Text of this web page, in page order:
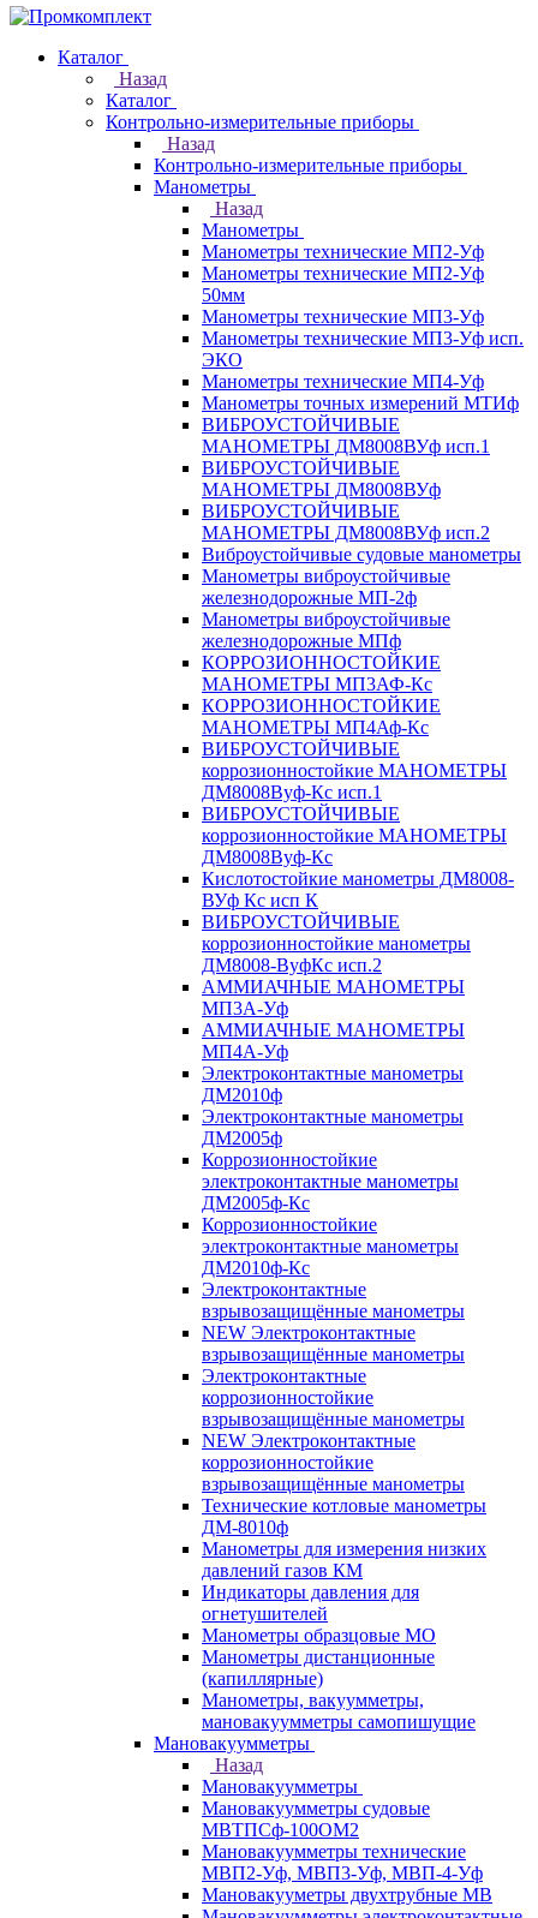
Каталог
Назад
Каталог
Контрольно-измерительные приборы
Назад
Контрольно-измерительные приборы
Манометры
Назад
Манометры
Манометры технические МП2-Уф
Манометры технические МП2-Уф
50мм
Манометры технические МП3-Уф
Манометры технические МП3-Уф исп.
ЭКО
Манометры технические МП4-Уф
Манометры точных измерений МТИф
ВИБРОУСТОЙЧИВЫЕ
МАНОМЕТРЫ ДМ8008ВУф исп.1
ВИБРОУСТОЙЧИВЫЕ
МАНОМЕТРЫ ДМ8008ВУф
ВИБРОУСТОЙЧИВЫЕ
МАНОМЕТРЫ ДМ8008ВУф исп.2
Виброустойчивые судовые манометры
Манометры виброустойчивые
железнодорожные МП-2ф
Манометры виброустойчивые
железнодорожные МПф
КОРРОЗИОННОСТОЙКИЕ
МАНОМЕТРЫ МП3АФ-Кс
КОРРОЗИОННОСТОЙКИЕ
МАНОМЕТРЫ МП4Аф-Кс
ВИБРОУСТОЙЧИВЫЕ
коррозионностойкие МАНОМЕТРЫ
ДМ8008Вуф-Кс исп.1
ВИБРОУСТОЙЧИВЫЕ
коррозионностойкие МАНОМЕТРЫ
ДМ8008Вуф-Кс
Кислотостойкие манометры ДМ8008-
ВУф Кс исп К
ВИБРОУСТОЙЧИВЫЕ
коррозионностойкие манометры
ДМ8008-ВуфКс исп.2
АММИАЧНЫЕ МАНОМЕТРЫ
МП3А-Уф
АММИАЧНЫЕ МАНОМЕТРЫ
МП4А-Уф
Электроконтактные манометры
ДМ2010ф
Электроконтактные манометры
ДМ2005ф
Коррозионностойкие
электроконтактные манометры
ДМ2005ф-Кс
Коррозионностойкие
электроконтактные манометры
ДМ2010ф-Кс
Электроконтактные
взрывозащищённые манометры
NEW Электроконтактные
взрывозащищённые манометры
Электроконтактные
коррозионностойкие
взрывозащищённые манометры
NEW Электроконтактные
коррозионностойкие
взрывозащищённые манометры
Технические котловые манометры
ДМ-8010ф
Манометры для измерения низких
давлений газов КМ
Индикаторы давления для
огнетушителей
Манометры образцовые МО
Манометры дистанционные
(капиллярные)
Манометры, вакуумметры,
мановакуумметры самопишущие
Мановакуумметры
Назад
Мановакуумметры
Мановакуумметры судовые
МВТПСф-100ОМ2
Мановакуумметры технические
МВП2-Уф, МВП3-Уф, МВП-4-Уф
Мановакууметры двухтрубные МВ